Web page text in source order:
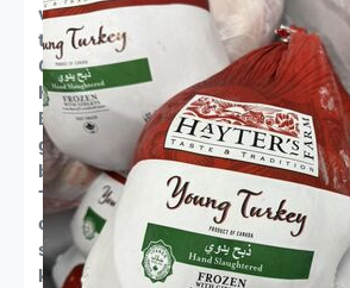
va HalalWorldDepot kabi ko'plab
taklif qilishadi.
Qayerdan sotib olish mumkin
Halol onlayn qassob do'konlari:
Boxed Halal va HalalWorldDepot
go'shtlarga ixtisoslashgan va
boshqa etkazib berish
Tovar va mahalliy bozorlar:
oilaviy halol bozorlarda kurka dam
sotiladi va siz tez-tez San-Xose
kafedagi mahalliy bozordan ushbu